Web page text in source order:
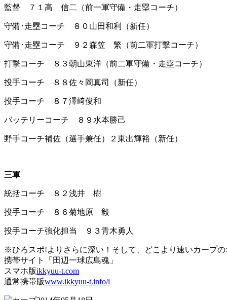
監督 ７１高 信二（前一軍守備・走塁コーチ）
守備･走塁コーチ ８０山田和利（新任）
守備･走塁コーチ ９２森笠 繁（前二軍打撃コーチ）
打撃コーチ ８３朝山東洋（前二軍守備・走塁コーチ）
投手コーチ ８８佐々岡真司（新任）
投手コーチ ８７澤﨑俊和
バッテリーコーチ ８９水本勝己
野手コーチ補佐（選手兼任）２東出輝裕（新任）
三軍
統括コーチ ８２浅井 樹
投手コーチ ８６菊地原 毅
投手コーチ強化担当 ９３青木勇人
※ひろスポ!よりさらに深い！そして、どこより速いカープ
携帯サイト「田辺一球広島魂」
スマホ版ikkyuu-t.com
通常携帯版www.ikkyuu-t.info/i